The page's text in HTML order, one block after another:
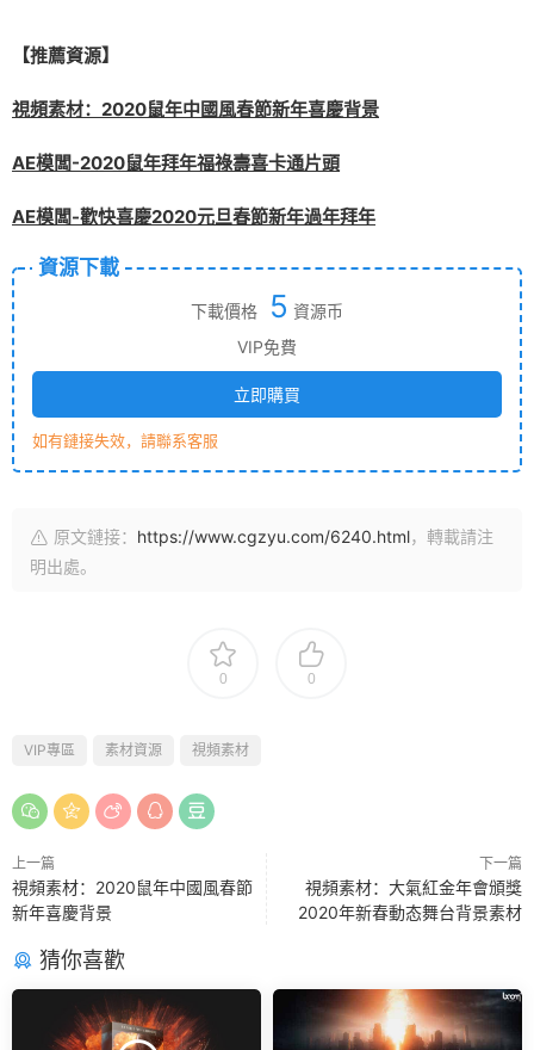
【推薦資源】
視頻素材：2020鼠年中國風春節新年喜慶背景
AE模闆-2020鼠年拜年福祿壽喜卡通片頭
AE模闆-歡快喜慶2020元旦春節新年過年拜年
資源下載
下載價格 5 資源币
VIP免費
立即購買
如有鏈接失效，請聯系客服
原文鏈接： https://www.cgzyu.com/6240.html，轉載請注
明出處。
0 0
VIP專區 素材資源 視頻素材
上一篇
視頻素材：2020鼠年中國風春節
新年喜慶背景
下一篇
視頻素材：大氣紅金年會頒獎
2020年新春動态舞台背景素材
猜你喜歡